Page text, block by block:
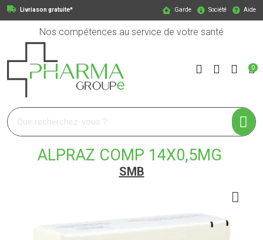
Livriason gratuite* Garde Société Aide
Nos compétences au service de votre santé
Pharmagroupe Votre pharmacie en ligne à votre service
0
ALPRAZ COMP 14X0,5MG
SMB